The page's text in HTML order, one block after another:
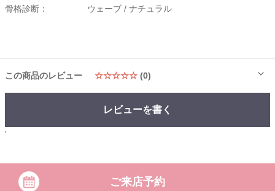
骨格診断： ウェーブ / ナチュラル
この商品のレビュー ☆☆☆☆☆ (0)
レビューを書く
'
ご来店予約